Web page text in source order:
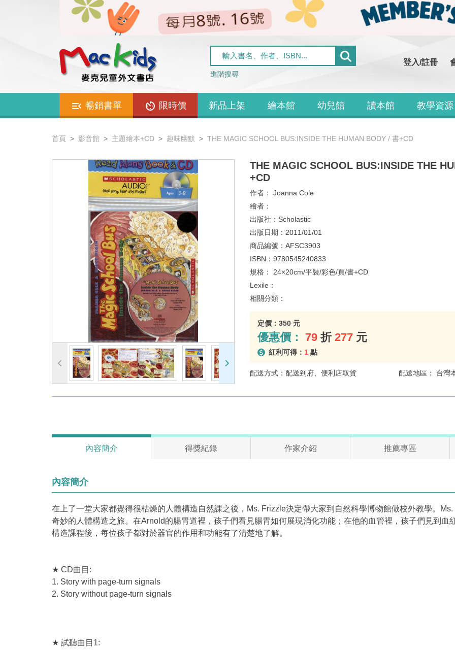
進階搜尋
登入/註冊
暢銷書單 限時價 新品上架 繪本館 幼兒館 讀本館 教學資源
首頁 影音館 主題繪本+CD 趣味幽默 THE MAGIC SCHOOL BUS:INSIDE THE HUMAN BODY / 書+CD
THE MAGIC SCHOOL BUS:INSIDE THE
+CD
作者： Joanna Cole
繪者：
出版社： Scholastic
出版日期： 2011/01/01
商品編號： AFSC3903
ISBN： 9780545240833
規格： 24×20cm/平裝/彩色/頁/書+CD
Lexile：
相關分類：
定價： 350 元
優惠價： 79 折 277 元
紅利可得： 1 點
配送方式：配送到府、便利店取貨 配送地區： 台灣
內容簡介 得獎紀錄 作家介紹 推薦專區
內容簡介
在上了一堂大家都覺得很枯燥的人體構造自然課之後，Ms. Frizzle決定帶大家到自然科學博物館做校外教學。
奇妙的人體構造之旅。在Arnold的腸胃道裡，孩子們看見腸胃如何展現消化功能；在他的血管裡，孩子們見到血
構造課程後，每位孩子都對於器官的作用和功能有了清楚地了解。
★ CD曲目:
1. Story with page-turn signals
2. Story without page-turn signals
★ 試聽曲目1: